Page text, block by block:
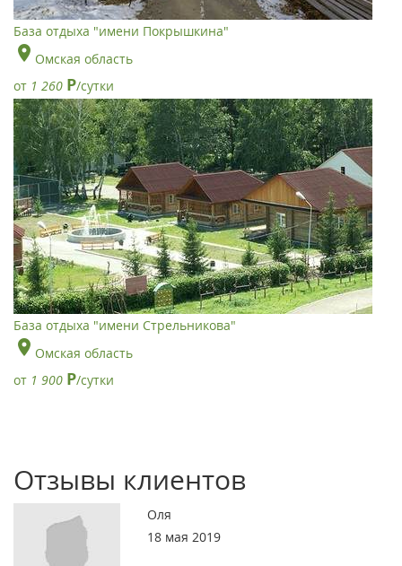
База отдыха "имени Покрышкина"
Омская область
от 1 260 Р/сутки
База отдыха "имени Стрельникова"
Омская область
от 1 900 Р/сутки
Отзывы клиентов
Оля
18 мая 2019